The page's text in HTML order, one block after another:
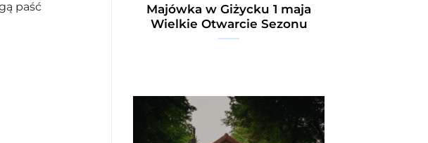
paść
Majówka w Giżycku 1 maja
Wielkie Otwarcie Sezonu